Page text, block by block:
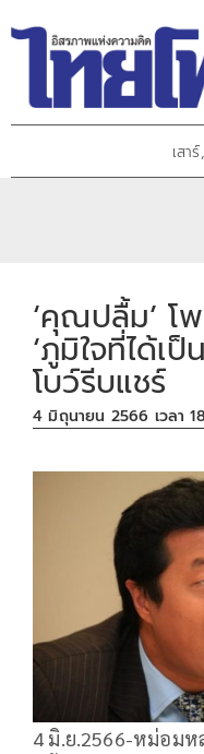
เสา
‘คุณปลื้ม’ โ
‘ภูมิใจที่ได้เ
โบว์รีบแชร์
4 มิถุนายน 2566 เวลา
4 มิ.ย.2566-หม่อม